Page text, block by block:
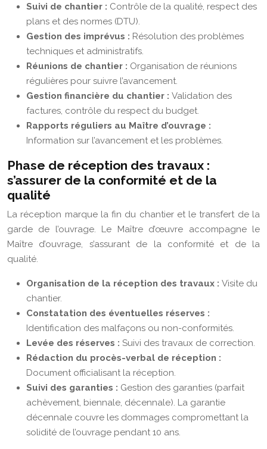
Suivi de chantier : Contrôle de la qualité, respect des
plans et des normes (DTU).
Gestion des imprévus : Résolution des problèmes
techniques et administratifs.
Réunions de chantier : Organisation de réunions
régulières pour suivre l’avancement.
Gestion financière du chantier : Validation des
factures, contrôle du respect du budget.
Rapports réguliers au Maître d’ouvrage :
Information sur l’avancement et les problèmes.
Phase de réception des travaux :
s’assurer de la conformité et de la
qualité
La réception marque la fin du chantier et le transfert de la
garde de l’ouvrage. Le Maître d’œuvre accompagne le
Maître d’ouvrage, s’assurant de la conformité et de la
qualité.
Organisation de la réception des travaux : Visite du
chantier.
Constatation des éventuelles réserves :
Identification des malfaçons ou non-conformités.
Levée des réserves : Suivi des travaux de correction.
Rédaction du procès-verbal de réception :
Document officialisant la réception.
Suivi des garanties : Gestion des garanties (parfait
achèvement, biennale, décennale). La garantie
décennale couvre les dommages compromettant la
solidité de l’ouvrage pendant 10 ans.